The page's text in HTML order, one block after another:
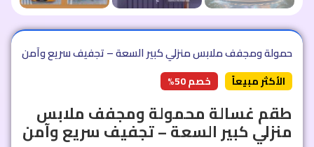
محمولة ومجفف ملابس منزلي كبير السعة – تجفيف سريع وآمن
الأكثر مبيعاً خصم 50%
طقم غسالة محمولة ومجفف ملابس
منزلي كبير السعة – تجفيف سريع وآمن